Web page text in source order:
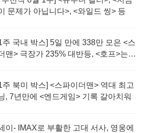
문제가 아닙니다>, <와일드 씽> 등
주 국내 박스] 5일 만에 338만 모은 <스
맨> 극장가 235% 대반등, <호프>는
주 북미 박스] <스파이더맨> 역대 최고
, 7년만에 <엔드게임> 기록 갈아치워
이- IMAX로 부활한 고대 서사, 영웅에